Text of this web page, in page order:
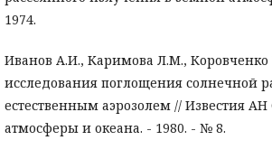
1974.
Иванов А.И., Каримова Л.М., Коровченко
исследования поглощения солнечной
естественным аэрозолем // Известия
атмосферы и океана. - 1980. - № 8.